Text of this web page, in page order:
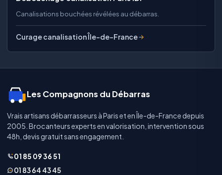
Canalisations bouchées révélées au débarras.
Curage canalisation Île-de-France
Les Compagnons du Débarras
Vrais artisans débarrasseurs à Paris et en Île-de-France depuis
2005. Brocanteurs experts en valorisation, intervention sous
48h, devis gratuit sans engagement.
01 85 09 36 51
01 83 64 43 45